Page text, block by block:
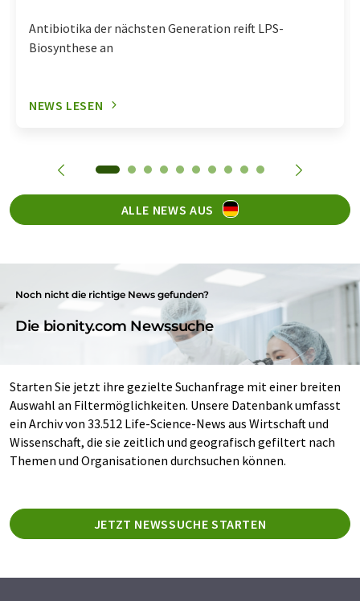
Antibiotika der nächsten Generation reift LPS-
Biosynthese an
NEWS LESEN
ALLE NEWS AUS
Noch nicht die richtige News gefunden?
Die bionity.com Newssuche
Starten Sie jetzt ihre gezielte Suchanfrage mit einer breiten
Auswahl an Filtermöglichkeiten. Unsere Datenbank umfasst
ein Archiv von 33.512 Life-Science-News aus Wirtschaft und
Wissenschaft, die sie zeitlich und geografisch gefiltert nach
Themen und Organisationen durchsuchen können.
JETZT NEWSSUCHE STARTEN